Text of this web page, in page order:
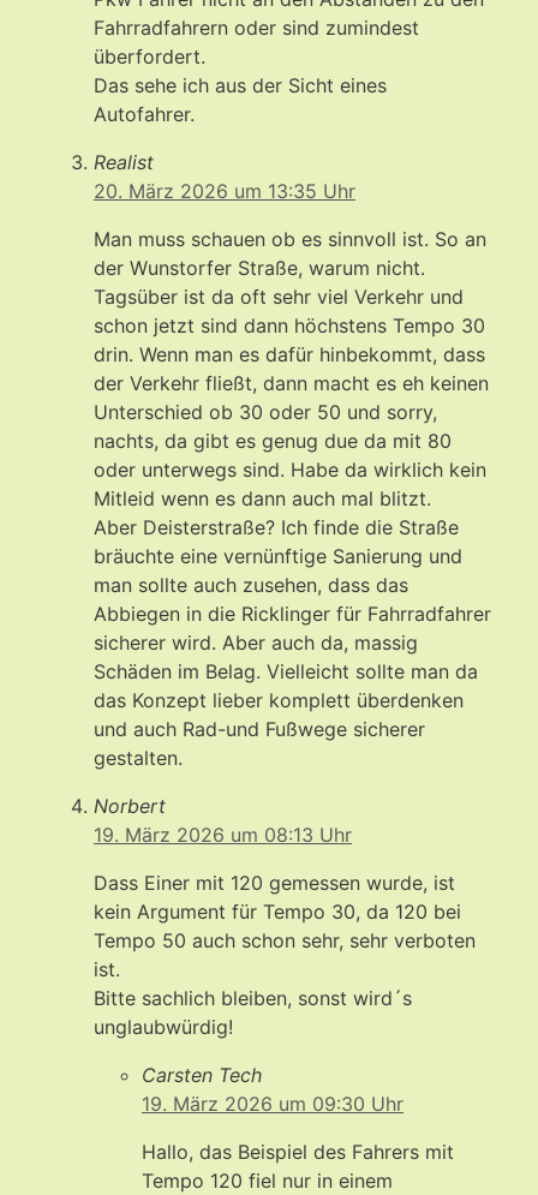
Fahrradfahrern oder sind zumindest
überfordert.
Das sehe ich aus der Sicht eines
Autofahrer.
Realist
20. März 2026 um 13:35 Uhr
Man muss schauen ob es sinnvoll ist. So an
der Wunstorfer Straße, warum nicht.
Tagsüber ist da oft sehr viel Verkehr und
schon jetzt sind dann höchstens Tempo 30
drin. Wenn man es dafür hinbekommt, dass
der Verkehr fließt, dann macht es eh keinen
Unterschied ob 30 oder 50 und sorry,
nachts, da gibt es genug due da mit 80
oder unterwegs sind. Habe da wirklich kein
Mitleid wenn es dann auch mal blitzt.
Aber Deisterstraße? Ich finde die Straße
bräuchte eine vernünftige Sanierung und
man sollte auch zusehen, dass das
Abbiegen in die Ricklinger für Fahrradfahrer
sicherer wird. Aber auch da, massig
Schäden im Belag. Vielleicht sollte man da
das Konzept lieber komplett überdenken
und auch Rad-und Fußwege sicherer
gestalten.
Norbert
19. März 2026 um 08:13 Uhr
Dass Einer mit 120 gemessen wurde, ist
kein Argument für Tempo 30, da 120 bei
Tempo 50 auch schon sehr, sehr verboten
ist.
Bitte sachlich bleiben, sonst wird´s
unglaubwürdig!
Carsten Tech
19. März 2026 um 09:30 Uhr
Hallo, das Beispiel des Fahrers mit
Tempo 120 fiel nur in einem